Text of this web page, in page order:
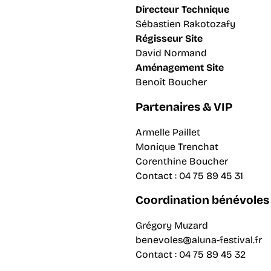
Directeur Technique
Sébastien Rakotozafy
Régisseur Site
David Normand
Aménagement Site
Benoît Boucher
Partenaires & VIP
Armelle Paillet
Monique Trenchat
Corenthine Boucher
Contact : 04 75 89 45 31
Coordination bénévoles
Grégory Muzard
benevoles@aluna-festival.fr
Contact : 04 75 89 45 32